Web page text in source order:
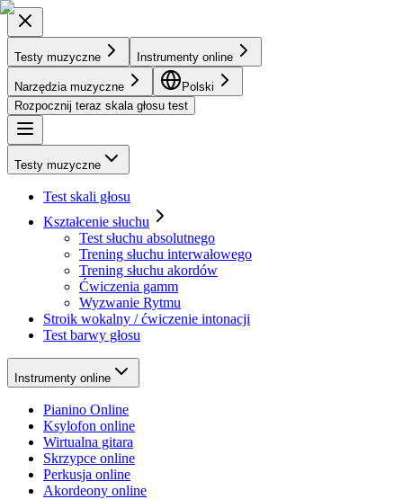
Testy muzyczne Instrumenty online
Narzędzia muzyczne
Polski
Rozpocznij teraz skala głosu test
Testy muzyczne
Test skali głosu
Kształcenie słuchu
Test słuchu absolutnego
Trening słuchu interwałowego
Trening słuchu akordów
Ćwiczenia gamm
Wyzwanie Rytmu
Stroik wokalny / ćwiczenie intonacji
Test barwy głosu
Instrumenty online
Pianino Online
Ksylofon online
Wirtualna gitara
Skrzypce online
Perkusja online
Akordeony online